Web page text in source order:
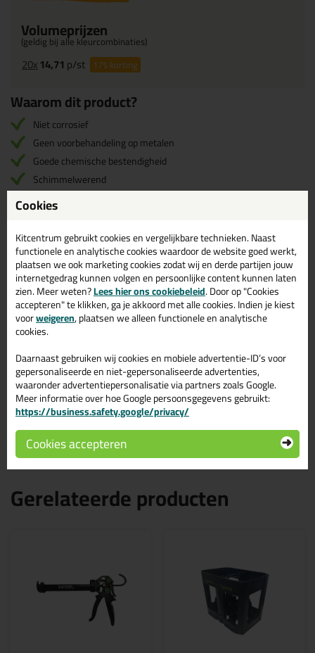
Volumeprijzen
(geldig bij alle kleurcombinaties)
20x14,71 p/st 17%korting
Waarom dit product?
Niet corrosief
Geen voorbehandeling op metalen
Goede chemische bestendigheid
Schimmelwerend
Prettig verwerkbaar
Omschrijving Specificaties Reviews (0)
Ottoseal S67 580ml in RAL
9016 C9016
Zoek je Ottoseal S67 580ml in een specifieke kleur? Gevonden!
Deze Ottoseal S67 580ml in de kleur RAL 9016 C9016 is te
hoogwaardig product welke makkelijk te gebruiken is. Bestel de
Ottoseal S67 580ml in de kleur RAL 9016 C9016 vandaag nog!
Op voorraad en op werkdagen besteld = morgen in huis.
Wil je meer weten over de toepassing en kenmerken van dit
product?Lees alles over dit product >
Gerelateerde producten
Cookies
Kitcentrum gebruikt cookies en vergelijkbare technieken. Naast
functionele en analytische cookies waardoor de website goed werkt,
plaatsen we ook marketing cookies zodat wij en derde partijen jouw
internetgedrag kunnen volgen en persoonlijke content kunnen laten
zien. Meer weten?Lees hier ons cookiebeleid. Door op "Cookies
accepteren" te klikken, ga je akkoord met alle cookies. Indien je kiest
voorweigeren, plaatsen we alleen functionele en analytische
cookies.
Daarnaast gebruiken wij cookies en mobiele advertentie-ID’s voor
gepersonaliseerde en niet-gepersonaliseerde advertenties,
waaronder advertentiepersonalisatie via partners zoals Google.
Meer informatie over hoe Google persoonsgegevens gebruikt:
https://business.safety.google/privacy/
Cookies accepteren